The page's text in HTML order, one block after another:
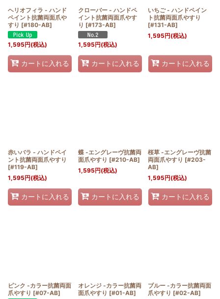
ヘリオフィラ - ハンド
ペイント抗菌両面爪や
すり [#180-AB]
1,595円(税込)
カートに入れる
クローバー - ハンドペ
イント抗菌両面爪やす
り [#173-AB]
1,595円(税込)
カートに入れる
いちご - ハンドペイン
ト抗菌両面爪やすり
[#131-AB]
1,595円(税込)
カートに入れる
赤いバラ - ハンドペイ
ント抗菌両面爪やすり
[#119-AB]
1,595円(税込)
カートに入れる
蝶 -エングレーヴ抗菌両
面爪やすり [#210-AB]
1,595円(税込)
カートに入れる
桜草 -エングレーヴ抗菌
両面爪やすり [#203-
AB]
1,595円(税込)
カートに入れる
ピンク -カラー抗菌両面
爪やすり [#07-AB]
オレンジ -カラー抗菌両
面爪やすり [#01-AB]
ブルー -カラー抗菌両面
爪やすり [#02-AB]